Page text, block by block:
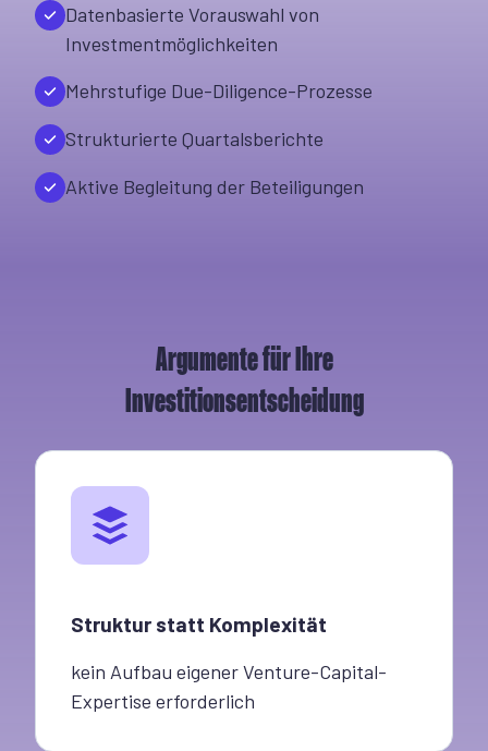
Datenbasierte Vorauswahl von
Investmentmöglichkeiten
Mehrstufige Due-Diligence-Prozesse
Strukturierte Quartalsberichte
Aktive Begleitung der Beteiligungen
Argumente für Ihre
Investitionsentscheidung
Struktur statt Komplexität
kein Aufbau eigener Venture-Capital-
Expertise erforderlich